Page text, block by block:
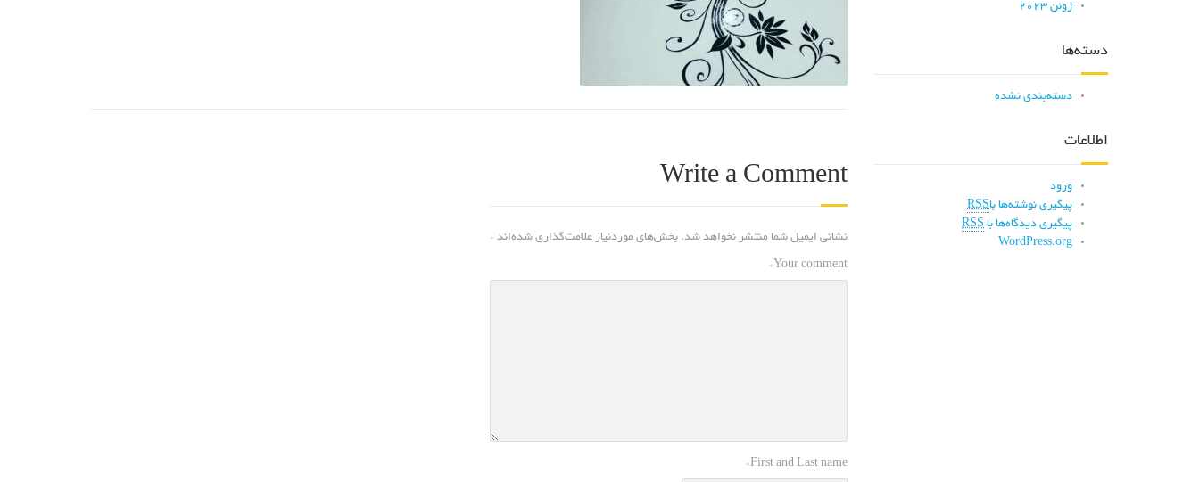
Write a Comment
نشانی ایمیل شما منتشر نخواهد شد. بخش‌های موردنیاز علامت‌گذاری شده‌اند *
Your comment
*
First and Last name
*
ژوئن 2023
دسته‌ها
دسته‌بندی نشده
اطلاعات
ورود
پیگیری نوشته‌ها باRSS
پیگیری دیدگاه‌ها با RSS
WordPress.org